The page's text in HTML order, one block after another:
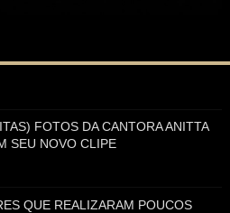
FOTOS DA CANTORA ANITTA
SEU NOVO CLIPE
QUE REALIZARAM POUCOS